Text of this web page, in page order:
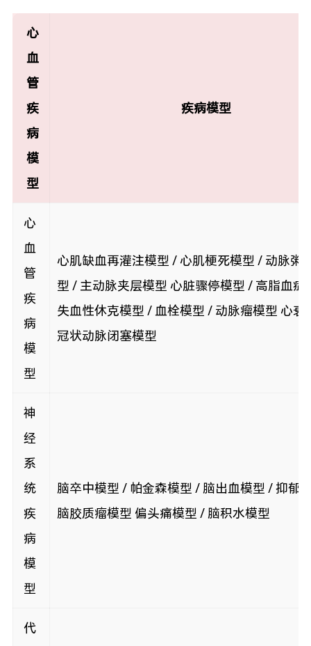
心
血
管
疾
病
模
型
疾病模型
心
血
管
疾
病
模
型
心肌缺血再灌注模型 / 心肌梗死模型 / 动脉粥
型 / 主动脉夹层模型 心脏骤停模型 / 高脂血症
失血性休克模型 / 血栓模型 / 动脉瘤模型 心衰
冠状动脉闭塞模型
神
经
系
统
疾
病
模
型
脑卒中模型 / 帕金森模型 / 脑出血模型 / 抑郁
脑胶质瘤模型 偏头痛模型 / 脑积水模型
代